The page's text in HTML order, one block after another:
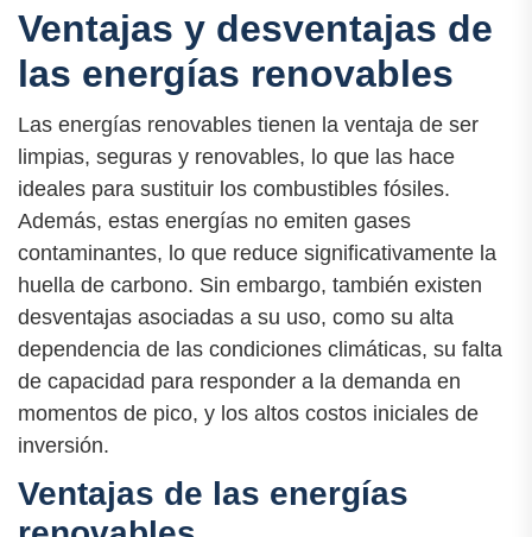
Ventajas y desventajas de
las energías renovables
Las energías renovables tienen la ventaja de ser
limpias, seguras y renovables, lo que las hace
ideales para sustituir los combustibles fósiles.
Además, estas energías no emiten gases
contaminantes, lo que reduce significativamente la
huella de carbono. Sin embargo, también existen
desventajas asociadas a su uso, como su alta
dependencia de las condiciones climáticas, su falta
de capacidad para responder a la demanda en
momentos de pico, y los altos costos iniciales de
inversión.
Ventajas de las energías